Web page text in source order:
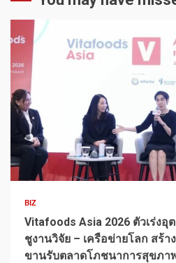
1 min read
BIZ
Vitafoods Asia 2026 ตัวเร่ง
ชูงานวิจัย – เครือข่ายโลก สร้
ขานรับตลาดโภชนาการสุขภา